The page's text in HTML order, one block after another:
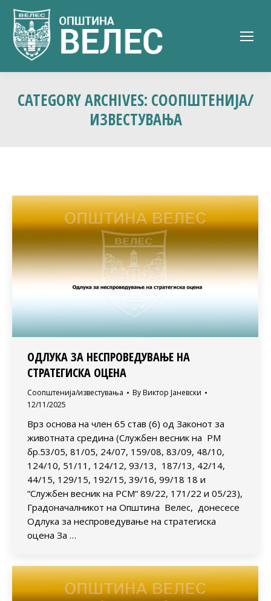
CATEGORY ARCHIVES: СООПШТЕНИЈА/
ИЗВЕСТУВАЊА
ОДЛУКА ЗА НЕСПРОВЕДУВАЊЕ НА
СТРАТЕГИСКА ОЦЕНА
Соопштенија/известувања By Виктор Јаневски
12/11/2025
Врз основа на член 65 став (6) од Законот за
животната средина (Службен весник на РМ
бр.53/05, 81/05, 24/07, 159/08, 83/09, 48/10,
124/10, 51/11, 124/12, 93/13, 187/13, 42/14,
44/15, 129/15, 192/15, 39/16, 99/18 18 и
“Службен весник на РСМ“ 89/22, 171/22 и 05/23),
Градоначалникот на Општина Велес, донесесе
Одлука за неспроведување на стратегиска
оцена За …